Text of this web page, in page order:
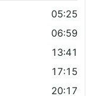
05:25
06:59
13:41
17:15
20:17